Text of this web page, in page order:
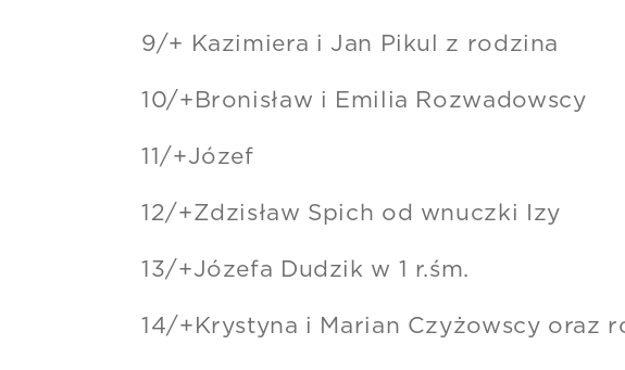
9/+ Kazimiera i Jan Pikul z rodzina
10/+Bronisław i Emilia Rozwadowscy
11/+Józef
12/+Zdzisław Spich od wnuczki Izy
13/+Józefa Dudzik w 1 r.śm.
14/+Krystyna i Marian Czyżowscy oraz